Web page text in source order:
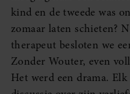
kind en de tweede was
zomaar laten schieten?
therapeut besloten we
Zonder Wouter, even
Het werd een drama.